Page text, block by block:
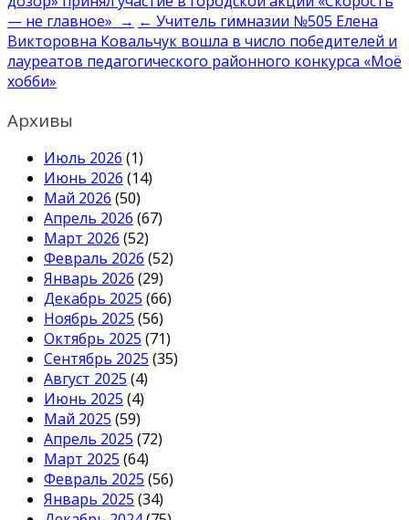
по
записям
— не главное» → ← Учитель гимназии №505 Елена
Викторовна Ковальчук вошла в число победителей и
лауреатов педагогического районного конкурса «Моё
хобби»
Архивы
Июль 2026 (1)
Июнь 2026 (14)
Май 2026 (50)
Апрель 2026 (67)
Март 2026 (52)
Февраль 2026 (52)
Январь 2026 (29)
Декабрь 2025 (66)
Ноябрь 2025 (56)
Октябрь 2025 (71)
Сентябрь 2025 (35)
Август 2025 (4)
Июнь 2025 (4)
Май 2025 (59)
Апрель 2025 (72)
Март 2025 (64)
Февраль 2025 (56)
Январь 2025 (34)